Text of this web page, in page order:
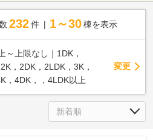
232 件 1～30 棟を表示
～上限なし｜1DK，
，2DK，2LDK，3K，
，4DK，，4LDK以上
変更